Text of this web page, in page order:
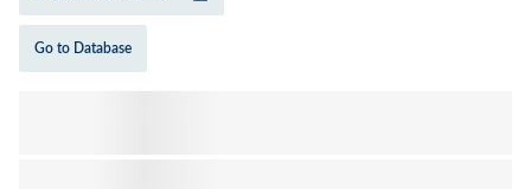
Go to Database